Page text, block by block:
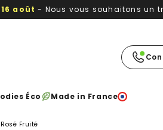
août - Nous vous souhaitons un
Éco Made in France
Fruité